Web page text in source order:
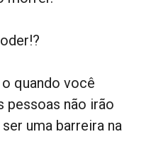
quando você
pessoas não irão
uma barreira na